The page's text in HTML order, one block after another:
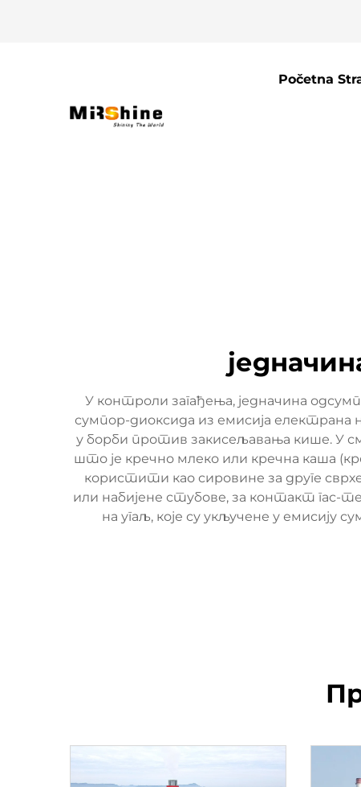
Početna
У контроли загађења, једначина
сумпор-диоксида из емисија
у борби против закисељавања кише. У
што је кречно млеко или кречна каша
користити као сировине за друге
или набијене стубове, за контакт
на угаљ, које су укључене у